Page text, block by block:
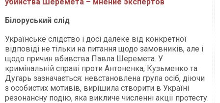
Білоруський слід
Українське слідство і досі далеке від конкретної
відповіді не тільки на питання щодо замовників, але і
щодо причин вбивства Павла Шеремета. У
кримінальній справі проти Антоненка, Кузьменко та
Дугарь зазначається: невстановлена група осіб, діючи
з особистих мотивів, вирішила створити в Україні
резонансну подію, яка викличе численні акції протесту.